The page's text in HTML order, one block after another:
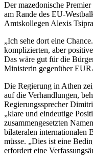
Der mazedonische
am Rande des EU-
Amtskollegen Alexis
„Ich sehe dort eine
komplizierten, aber
Das wäre gut für die
Ministerin gegenüber
Die Regierung in Athen
auf die Verhandlungen,
Regierungssprecher
„klare und eindeutige
zusammengesetzten
bilateralen internationalen
müsse. „Dies ist eine
erfordert eine